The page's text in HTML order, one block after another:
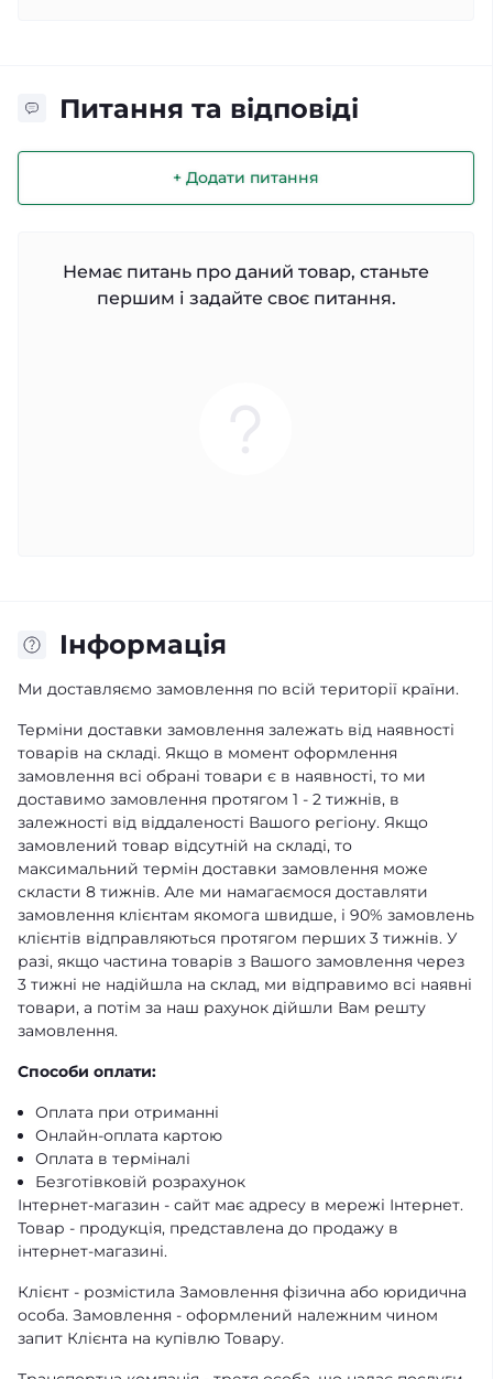
Питання та відповіді
+ Додати питання
Немає питань про даний товар, станьте
першим і задайте своє питання.
Iнформація
Ми доставляємо замовлення по всій території країни.
Терміни доставки замовлення залежать від наявності
товарів на складі. Якщо в момент оформлення
замовлення всі обрані товари є в наявності, то ми
доставимо замовлення протягом 1 - 2 тижнів, в
залежності від віддаленості Вашого регіону. Якщо
замовлений товар відсутній на складі, то
максимальний термін доставки замовлення може
скласти 8 тижнів. Але ми намагаємося доставляти
замовлення клієнтам якомога швидше, і 90% замовлень
клієнтів відправляються протягом перших 3 тижнів. У
разі, якщо частина товарів з Вашого замовлення через
3 тижні не надійшла на склад, ми відправимо всі наявні
товари, а потім за наш рахунок дійшли Вам решту
замовлення.
Способи оплати:
Оплата при отриманні
Онлайн-оплата картою
Оплата в терміналі
Безготівковій розрахунок
Інтернет-магазин - сайт має адресу в мережі Інтернет.
Товар - продукція, представлена ​​до продажу в
інтернет-магазині.
Клієнт - розмістила Замовлення фізична або юридична
особа. Замовлення - оформлений належним чином
запит Клієнта на купівлю Товару.